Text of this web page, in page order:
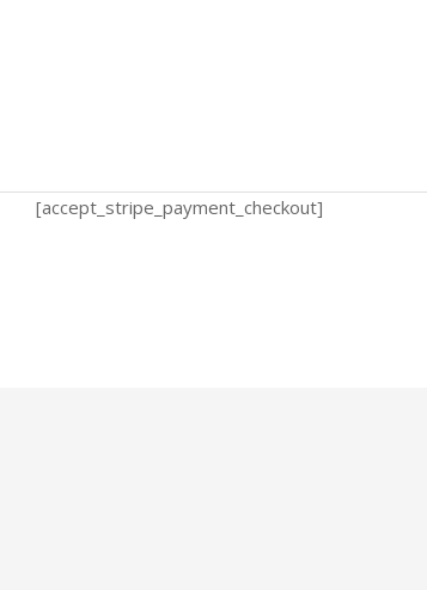
[accept_stripe_payment_checkout]